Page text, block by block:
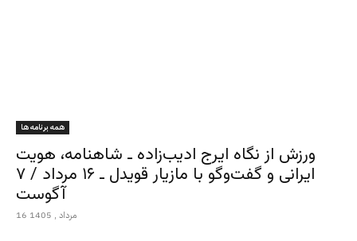
همه برنامه ها
ورزش از نگاه ایرج ادیب‌زاده ـ شاهنامه، هویت
ایرانی و گفت‌وگو با مازیار قویدل ـ ۱۶ مرداد / ۷
آگوست
16 مرداد , 1405